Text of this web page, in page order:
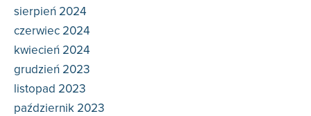
sierpień 2024
czerwiec 2024
kwiecień 2024
grudzień 2023
listopad 2023
październik 2023